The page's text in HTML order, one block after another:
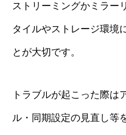
ストリーミングかミラー
タイルやストレージ環境
とが大切です。
トラブルが起こった際は
ル・同期設定の見直し等